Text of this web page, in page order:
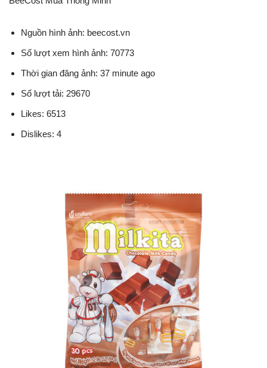
Nguồn hình ảnh: beecost.vn
Số lượt xem hình ảnh: 70773
Thời gian đăng ảnh: 37 minute ago
Số lượt tải: 29670
Likes: 6513
Dislikes: 4